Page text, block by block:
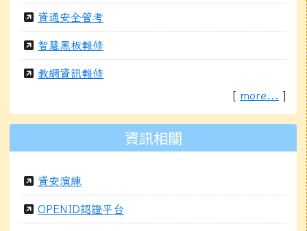
資通安全管考
智慧黑板報修
教網資訊報修
[ more... ]
資訊相關
資安演練
OPENID認證平台